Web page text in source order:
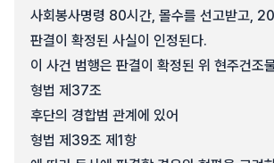
사회봉사명령 80시간, 몰수를 선고받고,
판결이 확정된 사실이 인정된다.
이 사건 범행은 판결이 확정된 위 현주건조
형법 제37조
후단의 경합범 관계에 있어
형법 제39조 제1항